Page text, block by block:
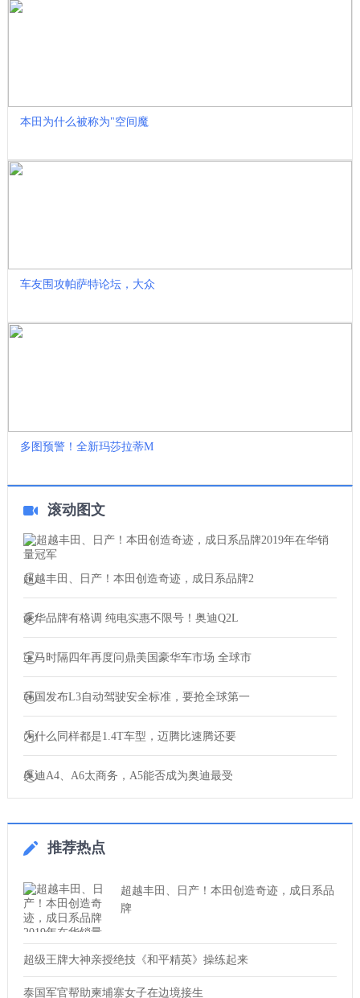
本田为什么被称为"空间魔
车友围攻帕萨特论坛，大众
多图预警！全新玛莎拉蒂M
滚动图文
超越丰田、日产！本田创造奇迹，成日系品牌2
豪华品牌有格调 纯电实惠不限号！奥迪Q2L
宝马时隔四年再度问鼎美国豪华车市场 全球市
韩国发布L3自动驾驶安全标准，要抢全球第一
为什么同样都是1.4T车型，迈腾比速腾还要
奥迪A4、A6太商务，A5能否成为奥迪最受
推荐热点
超越丰田、日产！本田创造奇迹，成日系品
牌
超级王牌大神亲授绝技《和平精英》操练起来
泰国军官帮助柬埔寨女子在边境接生